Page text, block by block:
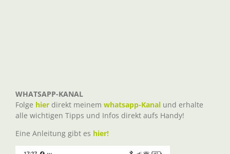
WHATSAPP-KANAL
Folge hier direkt meinem whatsapp-Kanal und erhalte
alle wichtigen Tipps und Infos direkt aufs Handy!
Eine Anleitung gibt es hier!